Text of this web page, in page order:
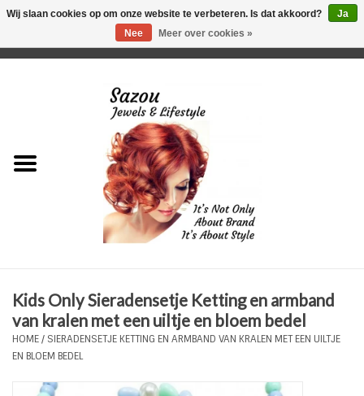
Just for Him
Plus Size Sieraden
Enkelbandjes
Kids Only Sieradensetje Ketting en armband
van kralen met een uiltje en bloem bedel
HOME/ SIERADENSETJE KETTING EN ARMBAND VAN KRALEN MET EEN UILTJE
EN BLOEM BEDEL
Wij slaan cookies op om onze website te verbeteren. Is dat akkoord?
Ja
Nee
Meer over cookies »